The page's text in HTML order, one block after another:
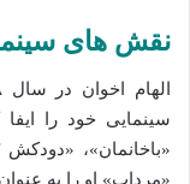
نقش‌ های
سینمایی خود را
«مرداب» او را به